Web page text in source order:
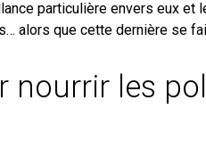
particulière envers eux et
alors que cette dernière se
nourrir les